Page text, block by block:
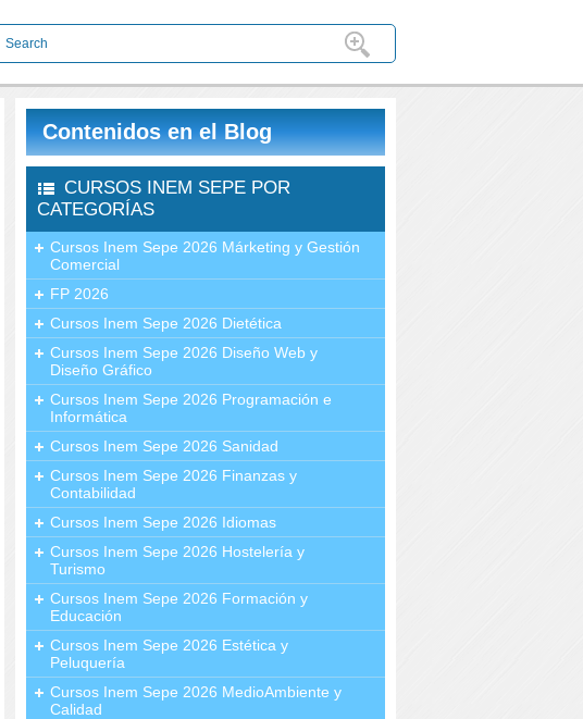
Contenidos en el Blog
CURSOS INEM SEPE POR
CATEGORÍAS
Cursos Inem Sepe 2026 Márketing y Gestión
Comercial
FP 2026
Cursos Inem Sepe 2026 Dietética
Cursos Inem Sepe 2026 Diseño Web y
Diseño Gráfico
Cursos Inem Sepe 2026 Programación e
Informática
Cursos Inem Sepe 2026 Sanidad
Cursos Inem Sepe 2026 Finanzas y
Contabilidad
Cursos Inem Sepe 2026 Idiomas
Cursos Inem Sepe 2026 Hostelería y
Turismo
Cursos Inem Sepe 2026 Formación y
Educación
Cursos Inem Sepe 2026 Estética y
Peluquería
Cursos Inem Sepe 2026 MedioAmbiente y
Calidad